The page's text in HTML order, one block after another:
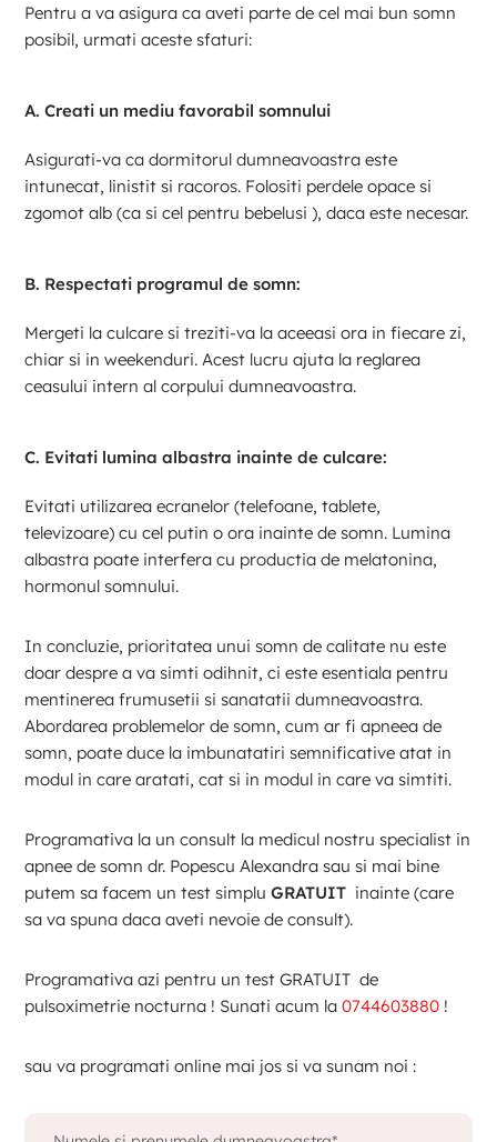
Pentru a va asigura ca aveti parte de cel mai bun somn
posibil, urmati aceste sfaturi:
A. Creati un mediu favorabil somnului
Asigurati-va ca dormitorul dumneavoastra este
intunecat, linistit si racoros. Folositi perdele opace si
zgomot alb (ca si cel pentru bebelusi ), daca este necesar.
B. Respectati programul de somn:
Mergeti la culcare si treziti-va la aceeasi ora in fiecare zi,
chiar si in weekenduri. Acest lucru ajuta la reglarea
ceasului intern al corpului dumneavoastra.
C. Evitati lumina albastra inainte de culcare:
Evitati utilizarea ecranelor (telefoane, tablete,
televizoare) cu cel putin o ora inainte de somn. Lumina
albastra poate interfera cu productia de melatonina,
hormonul somnului.
In concluzie, prioritatea unui somn de calitate nu este
doar despre a va simti odihnit, ci este esentiala pentru
mentinerea frumusetii si sanatatii dumneavoastra.
Abordarea problemelor de somn, cum ar fi apneea de
somn, poate duce la imbunatatiri semnificative atat in
modul in care aratati, cat si in modul in care va simtiti.
Programativa la un consult la medicul nostru specialist in
apnee de somn dr. Popescu Alexandra sau si mai bine
putem sa facem un test simpluGRATUIT inainte (care
sa va spuna daca aveti nevoie de consult).
Programativa azi pentru un test GRATUIT de
pulsoximetrie nocturna ! Sunati acum la0744603880 !
sau va programati online mai jos si va sunam noi :